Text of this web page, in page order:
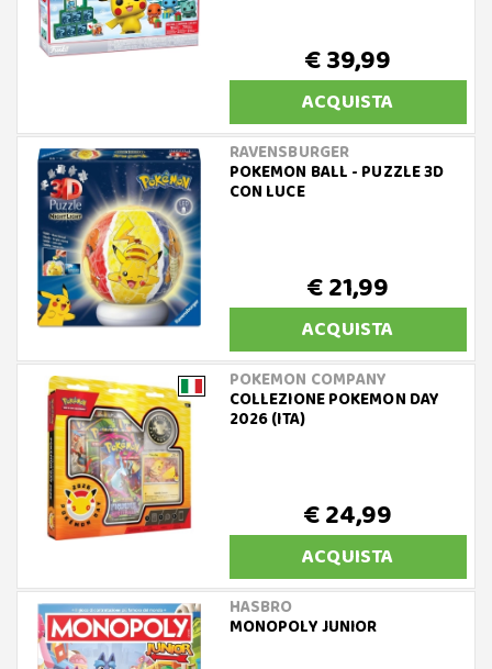
€ 39,99
ACQUISTA
RAVENSBURGER
POKEMON BALL - PUZZLE 3D
CON LUCE
€ 21,99
ACQUISTA
POKEMON COMPANY
COLLEZIONE POKEMON DAY
2026 (ITA)
€ 24,99
ACQUISTA
HASBRO
MONOPOLY JUNIOR